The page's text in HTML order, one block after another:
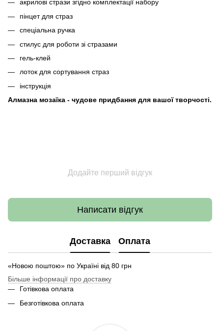
акрилові стрази згідно комплектації набору
пінцет для страз
спеціальна ручка
стилус для роботи зі стразами
гель-клей
лоток для сортування страз
інструкція
Алмазна мозаїка - чудове придбання для вашої творчості.
Додайте перший відгук
Написати відгук
Доставка Оплата
«Новою поштою» по Україні від 80 грн
Більше інформації про доставку
Готівкова оплата
Безготівкова оплата